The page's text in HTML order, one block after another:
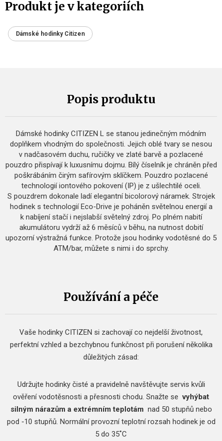
Produkt je v kategoriích
Dámské hodinky Citizen
Popis produktu
Dámské hodinky CITIZEN L se stanou jedinečným módním
doplňkem vhodným do společnosti. Jejich oblé tvary se nesou
v nadčasovém duchu, ručičky ve zlaté barvě a pozlacené
pouzdro přispívají k luxusnímu dojmu. Bílý číselník je chráněn před
poškrábáním čirým safírovým sklíčkem. Pouzdro pozlacené
technologií iontového pokovení (IP) je z ušlechtilé oceli.
S pouzdrem dokonale ladí elegantní bicolorový náramek. Strojek
hodinek s technologií Eco-Drive je poháněn světelnou energií a
k nabíjení stačí i nejslabší světelný zdroj. Po plném nabití
akumulátoru vydrží až 6 měsíců v běhu, na nutnost dobití
upozorní výstražná funkce. Protože jsou hodinky vodotěsné do 5
ATM/bar, můžete s nimi i do sprchy.
Používání a péče
Vaše hodinky CITIZEN si zachovají co nejdelší životnost,
perfektní vzhled a bezchybnou funkčnost při porušení několika
důležitých zásad:
Udržujte hodinky čisté a pravidelně navštěvujte servis kvůli
ověření vodotěsnosti a přesnosti chodu. Snažte sevyhýbat
silným nárazům a extrémním teplotám nad 50 stupňů nebo
pod -10 stupňů. Normální provozní teplotní rozsah hodinek je od
5 do 35˚C